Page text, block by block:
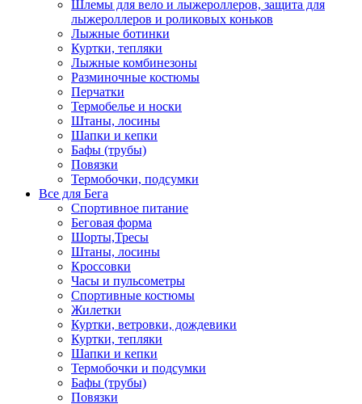
Шлемы для вело и лыжероллеров, защита для
лыжероллеров и роликовых коньков
Лыжные ботинки
Куртки, тепляки
Лыжные комбинезоны
Разминочные костюмы
Перчатки
Термобелье и носки
Штаны, лосины
Шапки и кепки
Бафы (трубы)
Повязки
Термобочки, подсумки
Все для Бега
Спортивное питание
Беговая форма
Шорты,Тресы
Штаны, лосины
Кроссовки
Часы и пульсометры
Спортивные костюмы
Жилетки
Куртки, ветровки, дождевики
Куртки, тепляки
Шапки и кепки
Термобочки и подсумки
Бафы (трубы)
Повязки